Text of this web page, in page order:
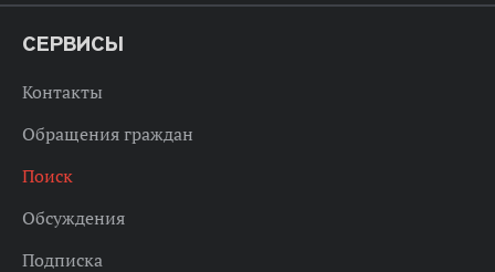
СЕРВИСЫ
Контакты
Обращения граждан
Поиск
Обсуждения
Подписка